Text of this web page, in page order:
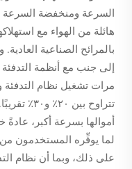
السرعة ومنخفضة السرعة
هائلة من الهواء مع
بالمرائح الصناعية
إلى جنب مع أنظمة التدفئة
مرات تشغيل نظام التدفئة
تتراوح
أموالها بسرعة أكبر،
لما يوفِّره المستخدمون من
على ذلك، وبما أن نظام